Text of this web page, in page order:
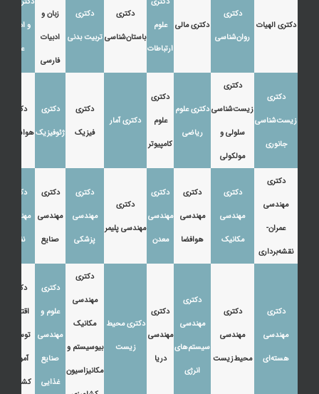
دکتری الهیات
دکتری
روان‌شناسی
دکتری مالی
علوم
ارتباطات
دکتری
باستان‌شناسی
دکتری
تربیت بدنی
زبان و
ادبیات
فارسی
و ادبیات
عرب
دکتری
زیست‌شناسی
جانوری
دکتری
زیست‌شناسی
سلولی و
مولکولی
دکتری علوم
ریاضی
دکتری
علوم
کامپیوتر
دکتری آمار
دکتری
فیزیک
دکتری
ژئوفیزیک
دکتری
هواشناسی
دکتری
مهندسی
عمران-
نقشه‌برداری
دکتری
مهندسی
مکانیک
دکتری
مهندسی
هوافضا
دکتری
مهندسی
معدن
دکتری
مهندسی پلیمر
دکتری
مهندسی
پزشکی
دکتری
مهندسی
صنایع
دکتری
مهندسی
نفت
دکتری
مهندسی
هسته‌ای
دکتری
مهندسی
محیط‌زیست
دکتری
مهندسی
سیستم‌های
انرژی
دکتری
مهندسی
دریا
دکتری محیط
زیست
دکتری
مهندسی
مکانیک
بیوسیستم و
مکانیزاسیون
دکتری
علوم و
مهندسی
صنایع
غذایی
دکتری
اقتصاد،
توسعه و
آموزش
کشاورزی